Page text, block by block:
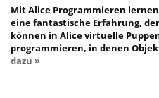
Mit Alice Programmieren
eine fantastische Erfahrung,
können in Alice virtuelle
programmieren, in denen
dazu »